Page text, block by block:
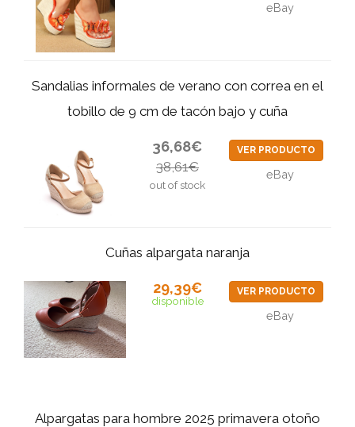
eBay
Sandalias informales de verano con correa en el
tobillo de 9 cm de tacón bajo y cuña
36,68€
38,61€
out of stock
VER PRODUCTO
eBay
Cuñas alpargata naranja
29,39€
disponible
VER PRODUCTO
eBay
Alpargatas para hombre 2025 primavera otoño